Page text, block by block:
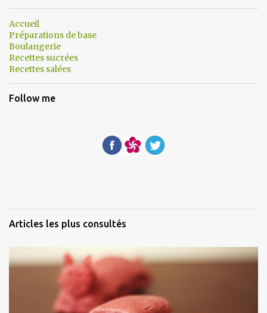
a
i
r
e
Accueil
Préparations de base
Boulangerie
Recettes sucrées
Recettes salées
Follow me
Articles les plus consultés